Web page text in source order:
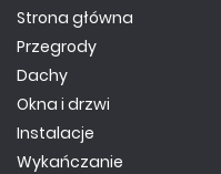
Strona główna
Przegrody
Dachy
Okna i drzwi
Instalacje
Wykańczanie